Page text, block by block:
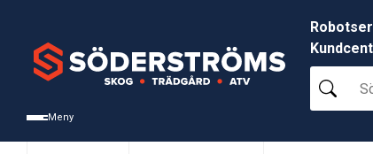
Meny
Sök
bland
produkter